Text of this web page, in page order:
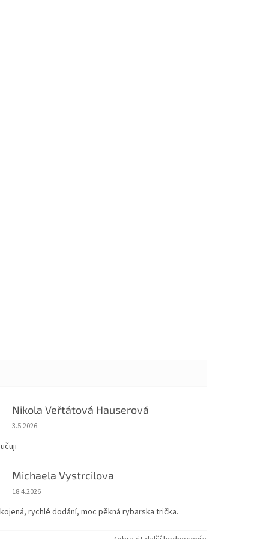
Nikola Veřtátová Hauserová
Hodnocení obchodu je 5 z 5 hvězdiček.
3.5.2026
Michaela Vystrcilova
Hodnocení obchodu je 5 z 5 hvězdiček.
18.4.2026
rychlé dodání, moc pěkná rybarska trička.